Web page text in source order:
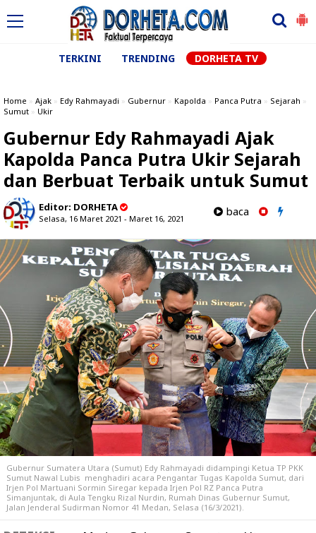
TERKINI TRENDING DORHETA TV
Home » Ajak » Edy Rahmayadi » Gubernur » Kapolda » Panca Putra » Sejarah »
Sumut » Ukir
Gubernur Edy Rahmayadi Ajak
Kapolda Panca Putra Ukir Sejarah
dan Berbuat Terbaik untuk Sumut
Editor: DORHETA
Selasa, 16 Maret 2021 - Maret 16, 2021
baca
Gubernur Sumatera Utara (Sumut) Edy Rahmayadi didampingi Ketua TP PKK
Sumut Nawal Lubis menghadiri acara Pengantar Tugas Kapolda Sumut, dari
Irjen Pol Martuani Sormin Siregar kepada Irjen Pol RZ Panca Putra
Simanjuntak, di Aula Tengku Rizal Nurdin, Rumah Dinas Gubernur Sumut,
Jalan Jenderal Sudirman Nomor 41 Medan, Selasa (16/3/2021).